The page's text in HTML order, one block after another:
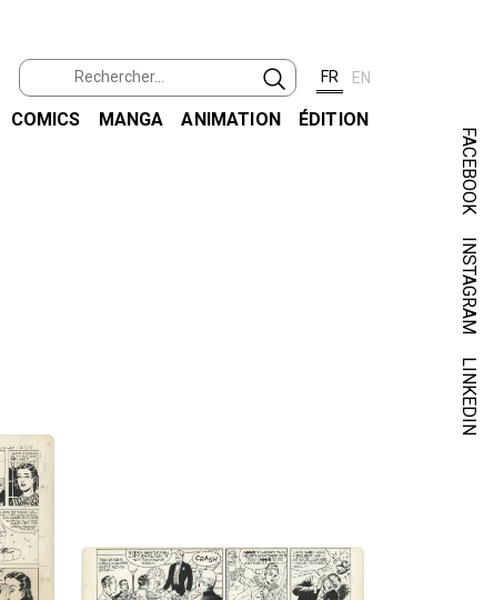
FR EN
COMICS MANGA ANIMATION ÉDITION
FACEBOOK
INSTAGRAM
LINKEDIN